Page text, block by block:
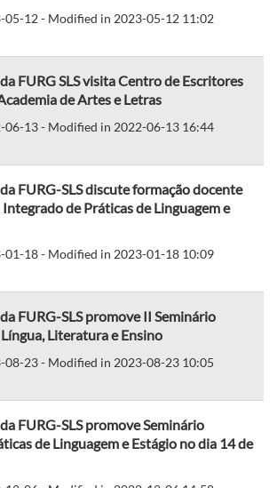
05-12 - Modified in 2023-05-12 11:02
FURG SLS visita Centro de Escritores
de Artes e Letras
06-13 - Modified in 2022-06-13 16:44
FURG-SLS discute formação docente
Integrado de Práticas de Linguagem e
01-18 - Modified in 2023-01-18 10:09
FURG-SLS promove II Seminário
Literatura e Ensino
08-23 - Modified in 2023-08-23 10:05
FURG-SLS promove Seminário
de Linguagem e Estágio no dia 14 de